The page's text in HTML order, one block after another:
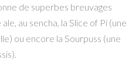
de superbes breuvages
au sencha, la Slice of Pi (une
ou encore la Sourpuss (une